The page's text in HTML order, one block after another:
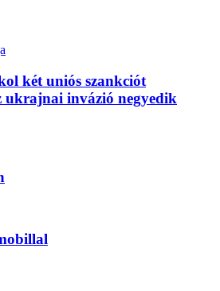
két uniós szankciót
ukrajnai invázió negyedik